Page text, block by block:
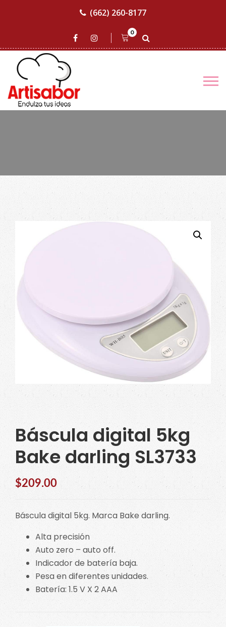
(662) 260-8177
0
Báscula digital 5kg
Bake darling SL3733
$209.00
Báscula digital 5kg. Marca Bake darling.
Alta precisión
Auto zero – auto off.
Indicador de batería baja.
Pesa en diferentes unidades.
Batería: 1.5 V X 2 AAA